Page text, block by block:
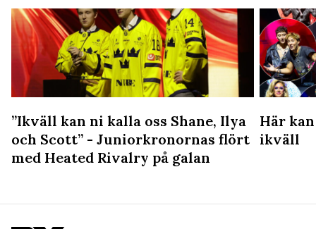
”Ikväll kan ni kalla oss Shane, Ilya
och Scott” - Juniorkronornas flört
med Heated Rivalry på galan
Här
ikväll